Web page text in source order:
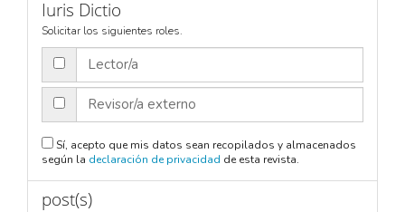
Iuris Dictio
Solicitar los siguientes roles.
Lector/a
Revisor/a externo
según la declaración de privacidad de esta revista.
post(s)